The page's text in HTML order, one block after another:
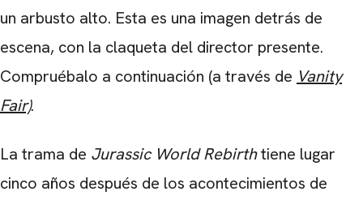
un arbusto alto. Esta es una imagen detrás de
escena, con la claqueta del director presente.
Compruébalo a continuación (a través de Vanity
Fair).
La trama de Jurassic World Rebirthtiene lugar
cinco años después de los acontecimientos de